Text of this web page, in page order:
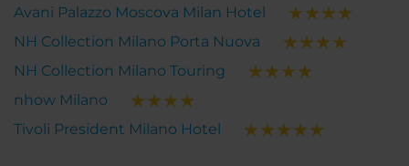
Avani Palazzo Moscova Milan Hotel
NH Collection Milano Porta Nuova
NH Collection Milano Touring
nhow Milano
Tivoli President Milano Hotel